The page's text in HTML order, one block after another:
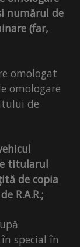
numărul de
(far,
omologat
omologare
de
titularul
de copia
R.A.R.;
special în